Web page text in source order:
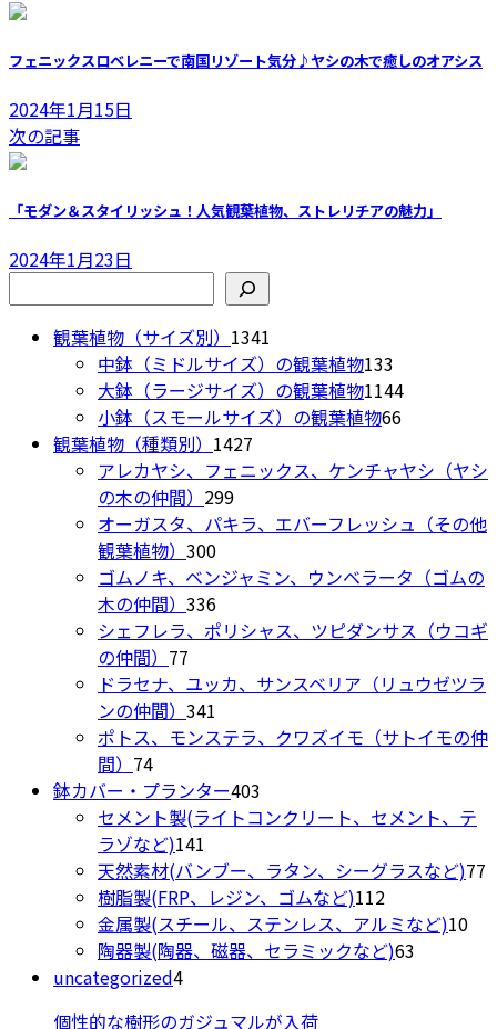
フェニックスロベレニーで南国リゾート気分♪ヤシの木で癒しのオアシス
2024年1月15日
次の記事
「モダン＆スタイリッシュ！人気観葉植物、ストレリチアの魅力」
2024年1月23日
観葉植物（サイズ別） 1341
個
の
商
中鉢（ミドルサイズ）の観葉植物133
個
の
品
大鉢（ラージサイズ）の観葉植物11441144
商
小鉢（スモールサイズ）の観葉植物6666
の
品
観葉植物（種類別） 1427
個
商
アレカヤシ、フェニックス、ケンチャヤシ（ヤシ
の木の仲間） 299299
個
商
オーガスタ、パキラ、エバーフレッシュ（その他
観葉植物） 300300
個
の
商
ゴムノキ、ベンジャミン、ウンベラータ（ゴムの
木の仲間） 336336
個
商
シェフレラ、ポリシャス、ツピダンサス（ウコギ
の仲間） 77
個
の
商
ドラセナ、ユッカ、サンスベリア（リュウゼツラ
ンの仲間） 341
個
商
品
ポトス、モンステラ、クワズイモ（サトイモの仲
間） 7474
個
の
商
品
鉢カバー・プランター403
個
商
品
セメント製(ライトコンクリート、セメント、テ
ラゾなど)141
個
の
商
品
天然素材(バンブー、ラタン、シーグラスなど)77
樹脂製(FRP、レジン、ゴムなど)112112
個
の
金属製(スチール、ステンレス、アルミなど)1010
陶器製(陶器、磁器、セラミックなど)63
uncategorized44
個性的な樹形のガジュマルが入荷